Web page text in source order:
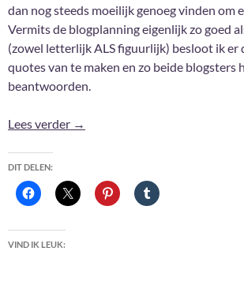
dan nog steeds moeilijk genoeg vinden om
Vermits de blogplanning eigenlijk zo goed
(zowel letterlijk ALS figuurlijk) besloot ik er
quotes van te maken en zo beide blogsters
beantwoorden.
Lees verder 3 days 3 quotes Tag #2
→
DIT DELEN:
VIND IK LEUK: